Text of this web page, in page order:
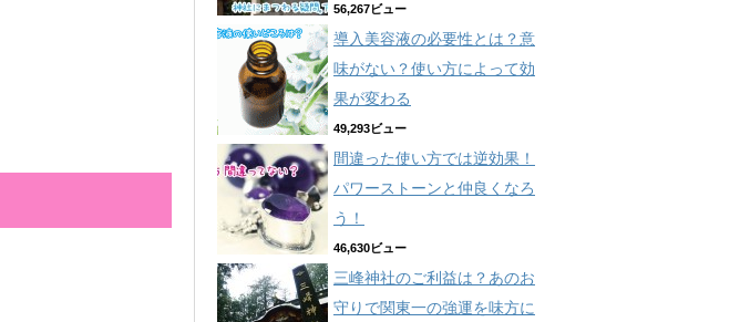
56,267ビュー
導入美容液の必要性とは？意
味がない？使い方によって効
果が変わる
49,293ビュー
間違った使い方では逆効果！
パワーストーンと仲良くなろ
う！
46,630ビュー
三峰神社のご利益は？あのお
守りで関東一の強運を味方に